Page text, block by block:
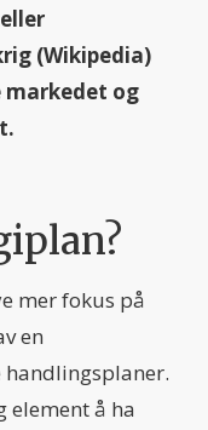
(Wikipedia)
og
mer fokus på
en
element å ha